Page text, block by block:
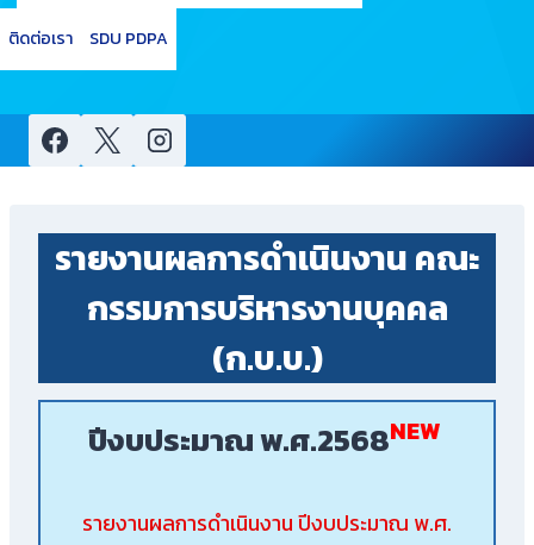
ติดต่อเรา SDU PDPA
รายงานผลการดำเนินงาน คณะ
กรรมการบริหารงานบุคคล
(ก.บ.บ.)
ปีงบประมาณ พ.ศ.2568NEW
รายงานผลการดำเนินงาน ปีงบประมาณ พ.ศ.